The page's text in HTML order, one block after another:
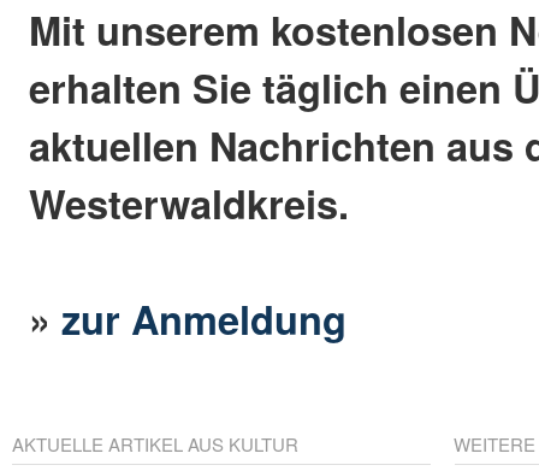
Mit unserem kostenlosen
erhalten Sie täglich einen
aktuellen Nachrichten aus
Westerwaldkreis.
»zur Anmeldung
AKTUELLE ARTIKEL AUS KULTUR